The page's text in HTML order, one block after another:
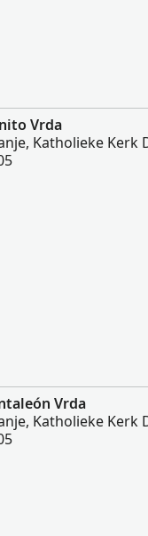
Vrda
Katholieke Kerk
Vrda
Katholieke Kerk